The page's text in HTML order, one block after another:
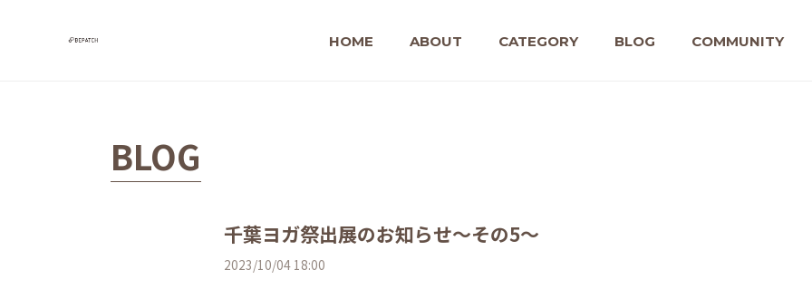
HOME ABOUT CATEGORY BLOG COMMUNITY
BLOG
千葉ヨガ祭出展のお知らせ～その5～
2023/10/04 18:00